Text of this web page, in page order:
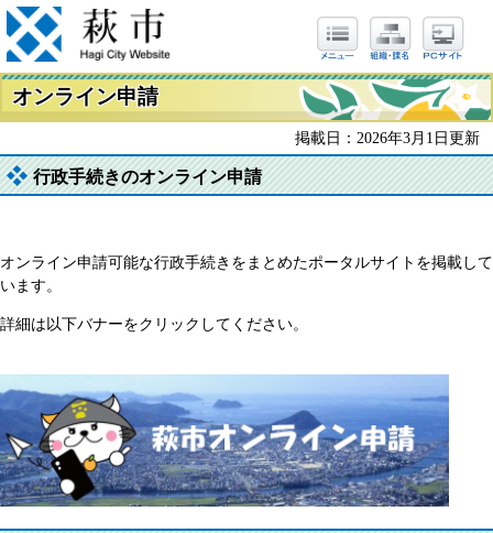
オンライン申請
掲載日：2026年3月1日更新
行政手続きのオンライン申請
オンライン申請可能な行政手続きをまとめたポータルサイトを掲載して
います。
詳細は以下バナーをクリックしてください。